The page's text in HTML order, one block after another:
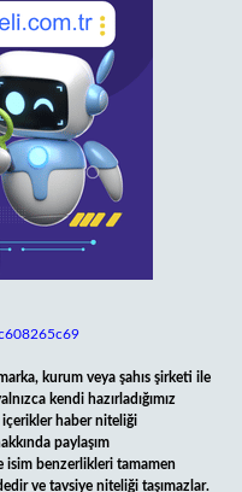
kurum veya şahıs şirketi ile
kendi hazırladığımız
içerikler haber niteliği
paylaşım
isim benzerlikleri tamamen
ve tavsiye niteliği taşımazlar.